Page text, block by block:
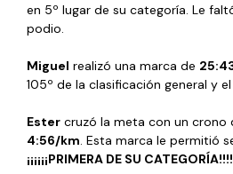
en 5º lugar de su categoría. Le
podio.
Miguel realizó una marca de
105º de la clasificación general y
Ester cruzó la meta con un crono
4:56/km. Esta marca le permitió
¡¡¡¡¡¡PRIMERA DE SU